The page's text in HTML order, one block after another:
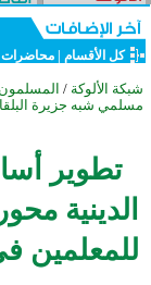
كل الأقسام |محاضرات
شبكة الألوكة /
مسلمي شبه جزيرة
تطوير
الدينية
للمعلمين